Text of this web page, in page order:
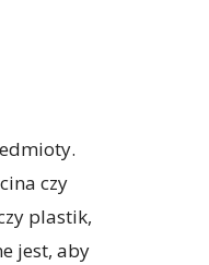
czy
plastik,
jest, aby